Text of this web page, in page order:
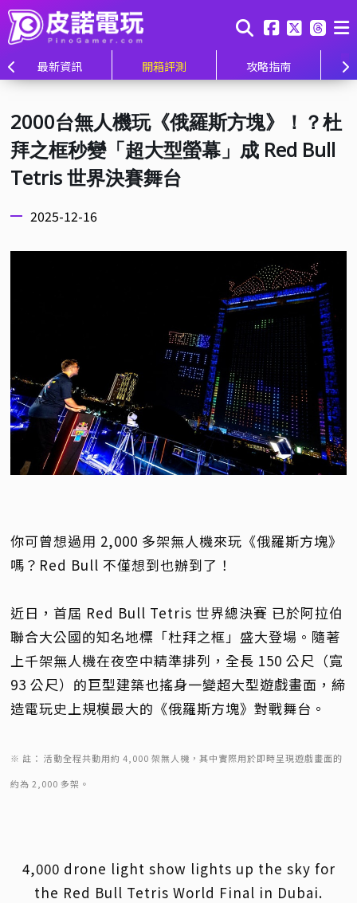
最新資訊 開箱評測 攻略指南
2000台無人機玩《俄羅斯方塊》！？杜
拜之框秒變「超大型螢幕」成 Red Bull
Tetris 世界決賽舞台
2025-12-16
你可曾想過用 2,000 多架無人機來玩《俄羅斯方塊》
嗎？Red Bull 不僅想到也辦到了！
近日，首屆 Red Bull Tetris 世界總決賽 已於阿拉伯
聯合大公國的知名地標「杜拜之框」盛大登場。隨著
上千架無人機在夜空中精準排列，全長 150 公尺（寬
93 公尺）的巨型建築也搖身一變超大型遊戲畫面，締
造電玩史上規模最大的《俄羅斯方塊》對戰舞台。
※ 註： 活動全程共動用約 4,000 架無人機，其中實際用於即時呈現遊戲畫面的
約為 2,000 多架。
4,000 drone light show lights up the sky for
the Red Bull Tetris World Final in Dubai.